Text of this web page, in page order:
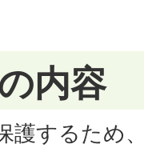
内容
護するため